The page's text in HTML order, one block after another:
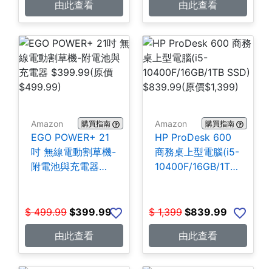
由此查看
由此查看
Amazon 購買指南
EGO POWER+ 21
吋 無線電動割草機-
附電池與充電器
$ 499.99 $399.99
由此查看
Amazon 購買指南
HP ProDesk 600
商務桌上型電腦(i5-
10400F/16GB/1TB
$ 1,399 $839.99
由此查看